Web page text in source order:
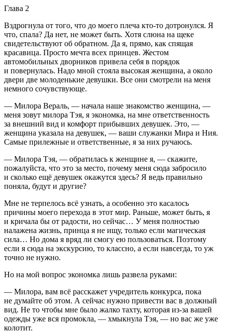
Глава 2
Вздрогнула от того, что до моего плеча кто-то дотронулся. Я
что, спала? Да нет, не может быть. Хотя слюна на щеке
свидетельствуют об обратном. Да я, прямо, как спящая
красавица. Просто мечта всех принцев. Жестом
автомобильных дворников привела себя в порядок
и повернулась. Надо мной стояла высокая женщина, а около
двери две молоденькие девушки. Все они смотрели на меня
немного сочувствующе.
— Милора Вераль, — начала наше знакомство женщина, —
меня зовут милора Тэя, я экономка, на мне ответственность
за внешний вид и комфорт прибывших девушек. Это, —
женщина указала на девушек, — ваши служанки Мира и Ния.
Самые прилежные и ответственные, я за них ручаюсь.
— Милора Тэя, — обратилась к женщине я, — скажите,
пожалуйста, что это за место, почему меня сюда забросило
и сколько ещё девушек окажутся здесь? Я ведь правильно
поняла, будут и другие?
Мне не терпелось всё узнать, а особенно это касалось
причины моего перехода в этот мир. Раньше, может быть, я
и кричала бы от радости, но сейчас… У меня полностью
налажена жизнь, принца я не ищу, только если магическая
сила… Но дома я вряд ли смогу ею пользоваться. Поэтому
если я сюда на экскурсию, то классно, а если навсегда, то уж
точно не нужно.
Но на мой вопрос экономка лишь развела руками:
— Милора, вам всё расскажет учредитель конкурса, пока
не думайте об этом. А сейчас нужно привести вас в должный
вид. Не то чтобы мне было жалко тахту, которая из-за вашей
одежды уже вся промокла, — хмыкнула Тэя, — но вас же уже
колотит.